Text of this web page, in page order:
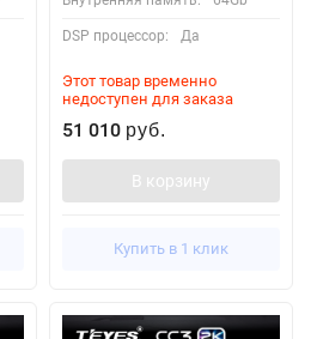
DSP процессор: Да
Этот товар временно
недоступен для заказа
51 010 руб.
В корзину
Купить в 1 клик